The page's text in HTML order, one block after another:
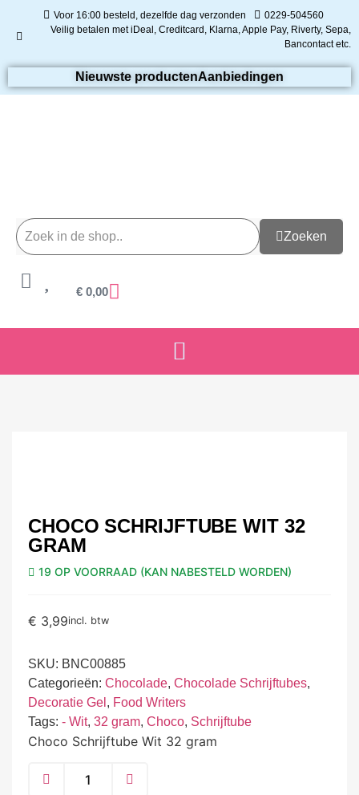
Voor 16:00 besteld, dezelfde dag verzonden
0229-504560
Veilig betalen met iDeal, Creditcard, Klarna, Apple Pay, Riverty, Sepa,
Bancontact etc.
Nieuwste productenAanbiedingen
Zoeken
€ 0,00
CHOCO SCHRIJFTUBE WIT 32
GRAM
19 OP VOORRAAD (KAN NABESTELD WORDEN)
€ 3,99incl. btw
SKU: BNC00885
Categorieën: Chocolade, Chocolade Schrijftubes,
Decoratie Gel , Food Writers
Tags: - Wit, 32 gram, Choco, Schrijftube
Choco Schrijftube Wit 32 gram